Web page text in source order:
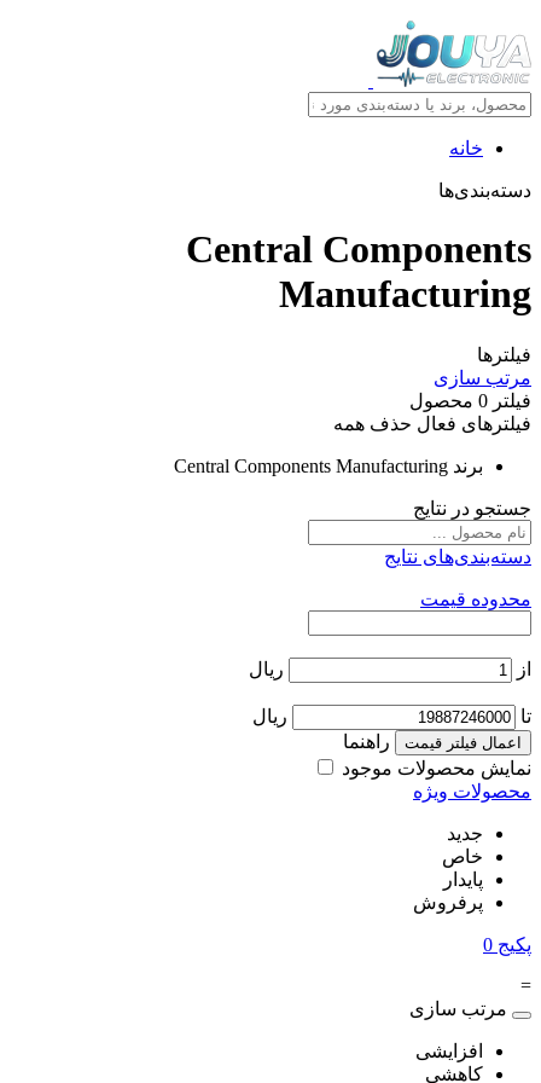
خانه
دسته‌بندی‌ها
Central Components
Manufacturing
فیلترها
مرتب سازی
فیلتر 0 محصول
فیلترهای فعال حذف همه
برند Central Components Manufacturing
جستجو در نتایج
دسته‌بندی‌های نتایج
محدوده قیمت
از ریال
تا ریال
اعمال فیلتر قیمت
راهنما
نمایش محصولات موجود
محصولات ویژه
جدید
خاص
پایدار
پرفروش
پکیج 0
=
مرتب سازی
افزایشی
کاهشی